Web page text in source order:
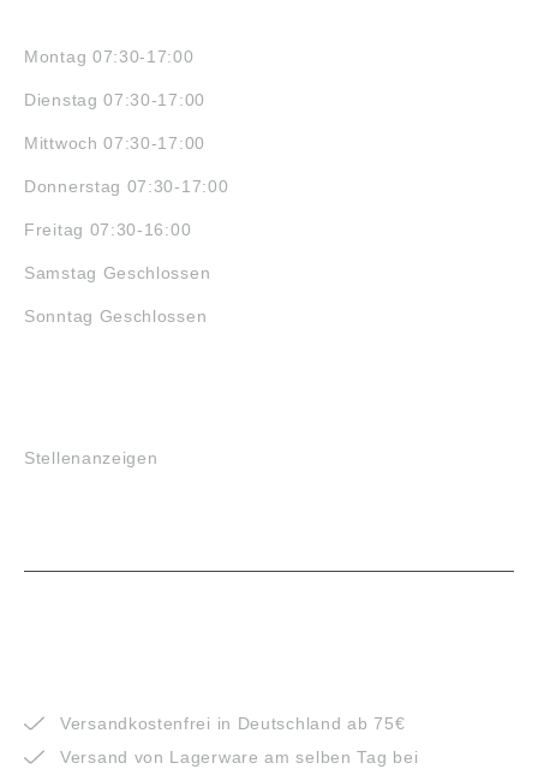
Montag 07:30-17:00
Dienstag 07:30-17:00
Mittwoch 07:30-17:00
Donnerstag 07:30-17:00
Freitag 07:30-16:00
Samstag Geschlossen
Sonntag Geschlossen
Stellenanzeigen
Versandkostenfrei in Deutschland ab 75€
Versand von Lagerware am selben Tag bei